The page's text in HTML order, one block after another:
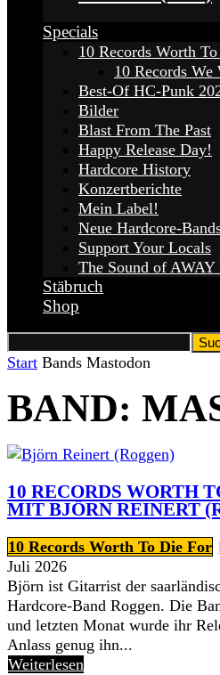
Specials
10 Records Worth
10 Records
Best-Of HC-Punk
Bilder
Blast From The Past
Happy Release Day!
Hardcore History
Konzertberichte
Mein Label!
Neue Hardcore-
Support Your Locals
The Sound of
Stäbruch
Shop
Start Bands Mastodon
BAND:
10 RECORDS WORTH
MIT BJÖRN REINERT
10 Records Worth To Die For
Juli 2026
Björn ist Gitarrist der
Hardcore-Band Roggen. Die
und letzten Monat wurde ihr
Anlass genug ihn...
Weiterlesen